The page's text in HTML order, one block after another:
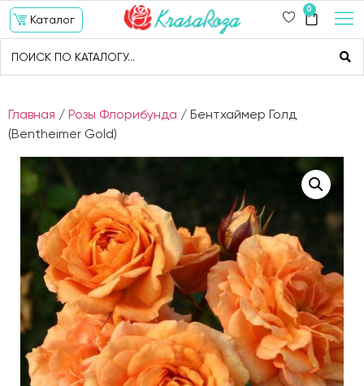
Каталог
0
Главная / Розы Флорибунда / Бентхаймер Голд
(Bentheimer Gold)